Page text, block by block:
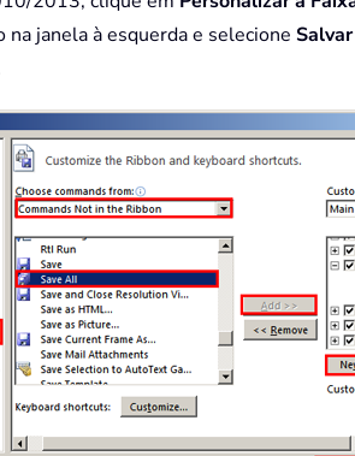
na janela à esquerda e selecione